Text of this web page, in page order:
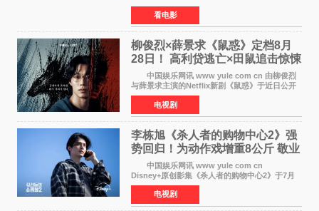
美元，创下影史单片北美提前场票房新纪录——
此前该纪录由《复仇者联盟4：终局之战》的6000
万美元保持，本
看电影
柳俊烈×薛景求《鼠惑》定档8月
28日！ 高利贷逃亡×田鼠追击惊悚
来袭
中国娱乐网讯 www yule com cn 由柳俊烈
与薛景求主演的Netflix新剧《鼠惑》于近日公开
主海报，正式定档8月28日上线。 海报中，柳
俊烈与薛景求背对背站立，各自朝向相反方向，
幽暗的色调与
电视剧
李栋旭《杀人者的购物中心2》强
势回归！为动作戏增重8公斤 敬业
获赞
中国娱乐网讯 www yule com cn
Disney+原创影集《杀人者的购物中心2》于7月
22日正式上线，由男神李栋旭主演的郑进湾以2 0
完全体强势回归。该剧第一季曾被《纽约时报》
评选为全球最佳影集之一
电视剧